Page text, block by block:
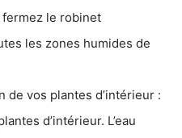
fermez le robinet
les zones humides de
de vos plantes d’intérieur :
d’intérieur. L’eau